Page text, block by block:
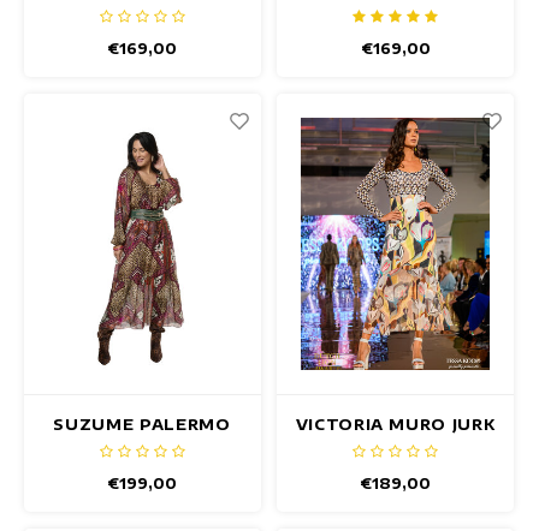
JURK
€169,00
JURK
€169,00
SUZUME PALERMO
JURK
€199,00
VICTORIA MURO JURK
€189,00